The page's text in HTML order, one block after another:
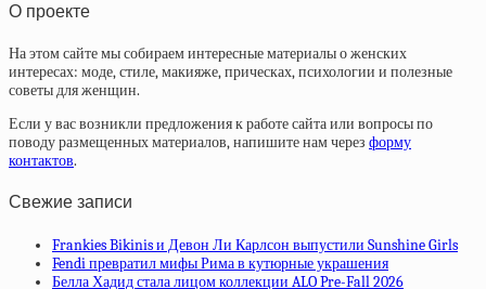
О проекте
На этом сайте мы собираем интересные материалы о женских
интересах: моде, стиле, макияже, прическах, психологии и полезные
советы для женщин.
Если у вас возникли предложения к работе сайта или вопросы по
поводу размещенных материалов, напишите нам через форму
контактов.
Свежие записи
Frankies Bikinis и Девон Ли Карлсон выпустили Sunshine Girls
Fendi превратил мифы Рима в кутюрные украшения
Белла Хадид стала лицом коллекции ALO Pre-Fall 2026